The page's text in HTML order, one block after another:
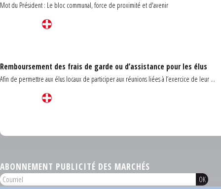
Mot du Président : Le bloc communal, force de proximité et d'avenir
Remboursement des frais de garde ou d’assistance pour les élus
Afin de permettre aux élus locaux de participer aux réunions liées à l’exercice de leur ...
ABONNEMENT PUBLICITÉ DES MARCHÉS